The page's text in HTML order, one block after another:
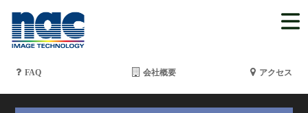
FAQ 会社概要 アクセス